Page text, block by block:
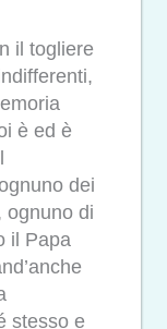
il togliere
è ed è
dei
ognuno di
il Papa
stesso e